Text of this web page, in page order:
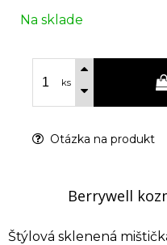
Na sklade
ks
Otázka na produkt
Berrywell
Štýlová sklenená